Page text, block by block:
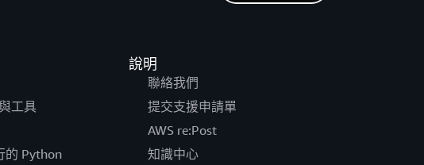
工具
的 Python
說明
聯絡我們
提交支援申請單
AWS re:Post
知識中心